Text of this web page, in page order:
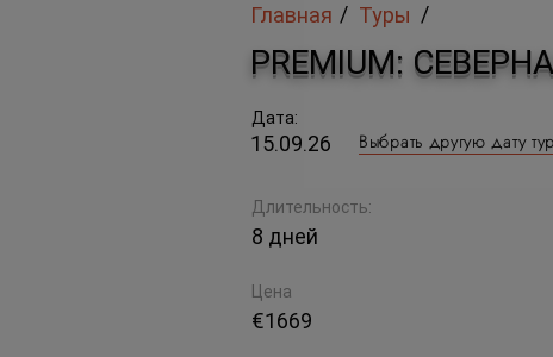
Главная / Туры /
PREMIUM:
Дата:
15.09.26 Выбрать другую дату
Длительность:
8 дней
Цена
€1669